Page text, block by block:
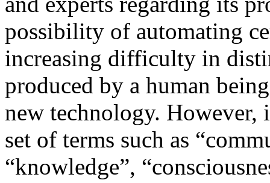
possibility of automating
increasing difficulty in
produced by a human
new technology. However,
set of terms such as
“knowledge”,